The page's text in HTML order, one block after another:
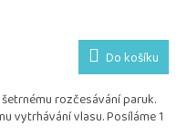
Do košíku
rozčesávání paruk.
vytrhávání vlasu. Posíláme 1